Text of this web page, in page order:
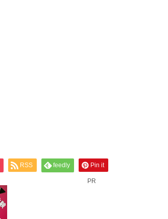
RSS feedly Pin it
PR